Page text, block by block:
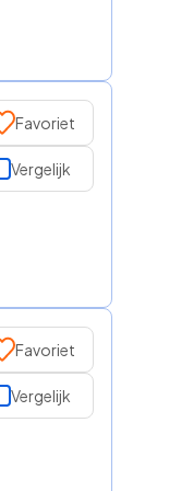
Favoriet
Vergelijk
Favoriet
Vergelijk